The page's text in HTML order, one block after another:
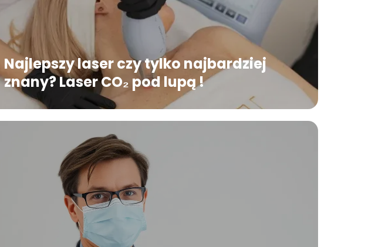
Najlepszy laser czy tylko najbardziej
znany? Laser CO₂ pod lupą !